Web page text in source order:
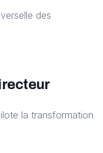
des
la transformation